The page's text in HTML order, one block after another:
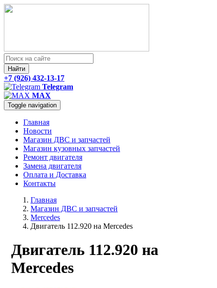
Найти
+7 (926) 432-13-17
Telegram
MAX
Toggle navigation
Главная
Новости
Магазин ДВС и запчастей
Магазин кузовных запчастей
Ремонт двигателя
Замена двигателя
Оплата и Доставка
Контакты
Главная
Магазин ДВС и запчастей
Mercedes
Двигатель 112.920 на Mercedes
Двигатель 112.920 на
Mercedes